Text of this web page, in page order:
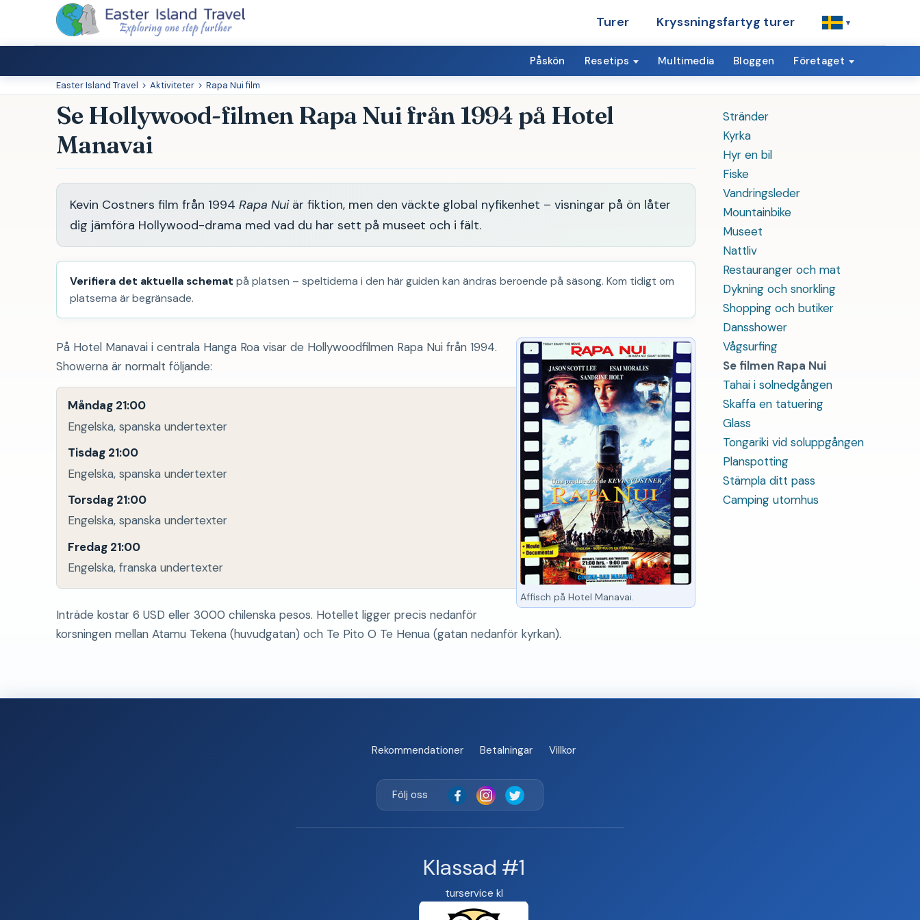
Turer Kryssningsfartyg turer ▾
Påskön Resetips Multimedia Bloggen Företaget
Easter Island Travel > Aktiviteter > Rapa Nui film
Stränder
Kyrka
Hyr en bil
Fiske
Vandringsleder
Mountainbike
Museet
Nattliv
Restauranger och mat
Dykning och snorkling
Shopping och butiker
Dansshower
Vågsurfing
Se filmen Rapa Nui
Tahai i solnedgången
Skaffa en tatuering
Glass
Tongariki vid soluppgången
Planspotting
Stämpla ditt pass
Camping utomhus
Se Hollywood-filmen Rapa Nui från 1994 på Hotel
Manavai
Kevin Costners film från 1994Rapa Nuiär fiktion, men den väckte global nyfikenhet – visningar på ön låter
dig jämföra Hollywood-drama med vad du har sett på museet och i fält.
Verifiera det aktuella schemat på platsen – speltiderna i den här guiden kan ändras beroende på säsong. Kom tidigt om
platserna är begränsade.
Affisch på Hotel Manavai.
På Hotel Manavai i centrala Hanga Roa visar de Hollywoodfilmen Rapa Nui från 1994.
Showerna är normalt följande:
Måndag 21:00
Engelska, spanska undertexter
Tisdag 21:00
Engelska, spanska undertexter
Torsdag 21:00
Engelska, spanska undertexter
Fredag ​​21:00
Engelska, franska undertexter
Inträde kostar 6 USD eller 3000 chilenska pesos. Hotellet ligger precis nedanför
korsningen mellan Atamu Tekena (huvudgatan) och Te Pito O Te Henua (gatan nedanför kyrkan).
Rekommendationer Betalningar Villkor
Följ oss
Klassad #1
turservice kl